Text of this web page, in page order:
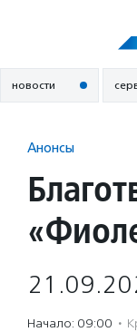
новости
Анонсы
Начало: 09:00 ·